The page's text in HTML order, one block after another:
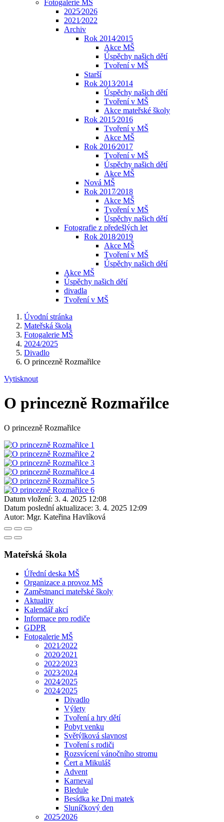
Fotogalerie MŠ
2025⁄2026
2021⁄2022
Archiv
Rok 2014⁄2015
Akce MŠ
Úspěchy našich dětí
Tvoření v MŠ
Starší
Rok 2013⁄2014
Úspěchy našich dětí
Tvoření v MŠ
Akce mateřské školy
Rok 2015⁄2016
Tvoření v MŠ
Akce MŠ
Rok 2016⁄2017
Tvoření v MŠ
Úspěchy našich dětí
Akce MŠ
Nová MŠ
Rok 2017⁄2018
Akce MŠ
Tvoření v MŠ
Úspěchy našich dětí
Fotografie z předešlých let
Rok 2018⁄2019
Akce MŠ
Tvoření v MŠ
Úspěchy našich dětí
Akce MŠ
Úspěchy našich dětí
divadla
Tvoření v MŠ
Úvodní stránka
Mateřská škola
Fotogalerie MŠ
2024/2025
Divadlo
O princezně Rozmařilce
Vytisknout
O princezně Rozmařilce
O princezně Rozmařilce
Datum vložení: 3. 4. 2025 12:08
Datum poslední aktualizace: 3. 4. 2025 12:09
Autor: Mgr. Kateřina Havlíková
Mateřská škola
Úřední deska MŠ
Organizace a provoz MŠ
Zaměstnanci mateřské školy
Aktuality
Kalendář akcí
Informace pro rodiče
GDPR
Fotogalerie MŠ
2021⁄2022
2020⁄2021
2022⁄2023
2023⁄2024
2024⁄2025
2024⁄2025
Divadlo
Výlety
Tvoření a hry dětí
Pobyt venku
Světýlková slavnost
Tvoření s rodiči
Rozsvícení vánočního stromu
Čert a Mikuláš
Advent
Karneval
Bledule
Besídka ke Dni matek
Sluníčkový den
2025⁄2026